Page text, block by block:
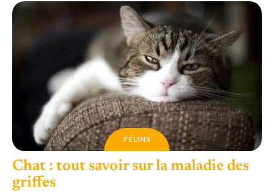
FÉLINS
Chat : tout savoir sur la maladie des
griffes